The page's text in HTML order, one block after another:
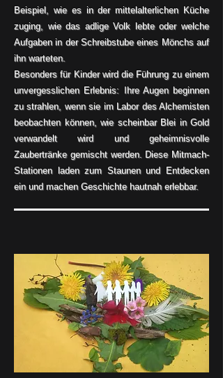
Beispiel, wie es in der mittelalterlichen Küche
zuging, wie das adlige Volk lebte oder welche
Aufgaben in der Schreibstube eines Mönchs auf
ihn warteten.
Besonders für Kinder wird die Führung zu einem
unvergesslichen Erlebnis: Ihre Augen beginnen
zu strahlen, wenn sie im Labor des Alchemisten
beobachten können, wie scheinbar Blei in Gold
verwandelt wird und geheimnisvolle
Zaubertränke gemischt werden. Diese Mitmach-
Stationen laden zum Staunen und Entdecken
ein und machen Geschichte hautnah erlebbar.